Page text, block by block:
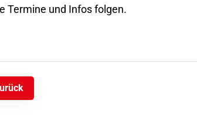
Termine und Infos folgen.